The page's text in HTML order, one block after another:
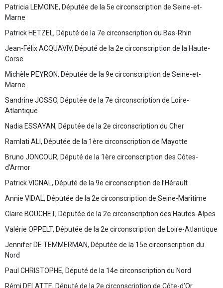
Patricia LEMOINE, Députée de la 5e circonscription de Seine-et-
Marne
Patrick HETZEL, Député de la 7e circonscription du Bas-Rhin
Jean-Félix ACQUAVIV, Député de la 2e circonscription de la Haute-
Corse
Michèle PEYRON, Députée de la 9e circonscription de Seine-et-
Marne
Sandrine JOSSO, Députée de la 7e circonscription de Loire-
Atlantique
Nadia ESSAYAN, Députée de la 2e circonscription du Cher
Ramlati ALI, Députée de la 1ère circonscription de Mayotte
Bruno JONCOUR, Député de la 1ère circonscription des Côtes-
d’Armor
Patrick VIGNAL, Député de la 9e circonscription de l’Hérault
Annie VIDAL, Députée de la 2e circonscription de Seine-Maritime
Claire BOUCHET, Députée de la 2e circonscription des Hautes-Alpes
Valérie OPPELT, Députée de la 2e circonscription de Loire-Atlantique
Jennifer DE TEMMERMAN, Députée de la 15e circonscription du
Nord
Paul CHRISTOPHE, Député de la 14e circonscription du Nord
Rémi DELATTE, Député de la 2e circonscription de Côte-d’Or